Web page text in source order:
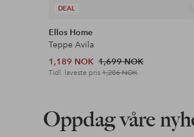
DEAL
Ellos Home
Teppe Avila
1,189 NOK 1,699 NOK
Tidl. laveste pris1,206 NOK
Oppdag våre